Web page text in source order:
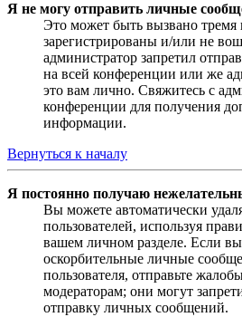
Я не могу отправить личные
Это может быть вызвано
зарегистрированы и/или не
администратор запретил
на всей конференции или же
это вам лично. Свяжитесь с
конференции для получения
информации.
Вернуться к началу
Я постоянно получаю
Вы можете автоматически
пользователей, используя
вашем личном разделе. Если
оскорбительные личные
пользователя, отправьте
модераторам; они могут
отправку личных сообщений.